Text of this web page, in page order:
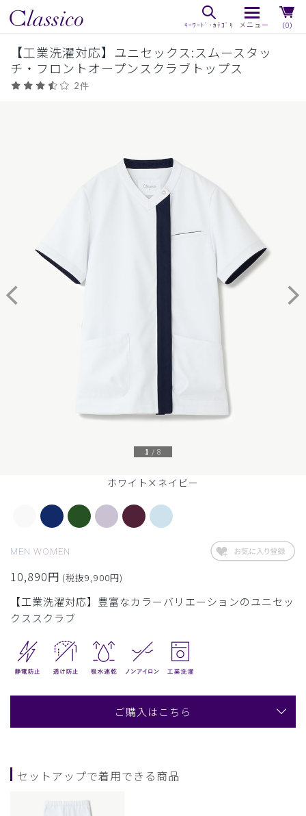
（0）
【工業洗濯対応】ユニセックス:スムースタッ
チ・フロントオープンスクラブトップス
2件
ホワイト×ネイビー
1 / 8
MEN WOMEN
10,890円 (税抜9,900円)
【工業洗濯対応】豊富なカラーバリエーションのユニセッ
クススクラブ
ご購入はこちら
セットアップで着用できる商品